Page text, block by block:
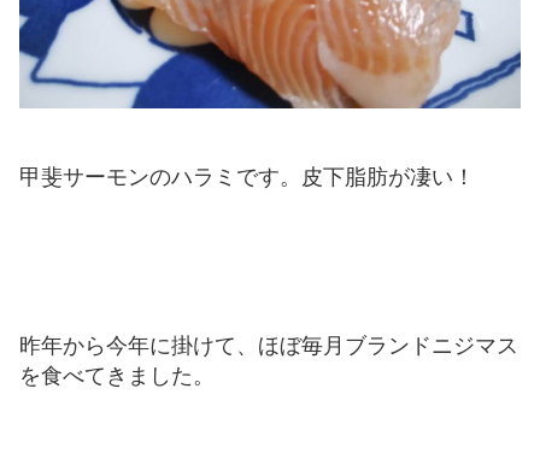
甲斐サーモンのハラミです。皮下脂肪が凄い！
昨年から今年に掛けて、ほぼ毎月ブランドニジマス
を食べてきました。